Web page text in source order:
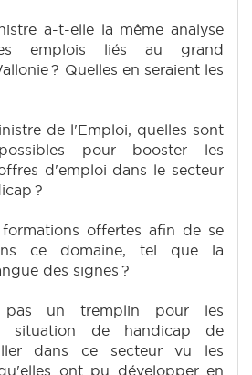
a-t-elle la même analyse
emplois liés au grand
? Quelles en seraient les
de l'Emploi, quelles sont
pour booster les
d'emploi dans le secteur
?
offertes afin de se
ce domaine, tel que la
des signes ?
pas un tremplin pour les
situation de handicap de
dans ce secteur vu les
ont pu développer en